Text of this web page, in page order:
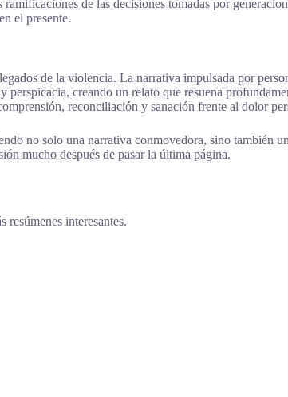
de las decisiones tomadas por
el presente.
de la violencia. La narrativa impulsada por
creando un relato que resuena
reconciliación y sanación frente al dolor
no solo una narrativa conmovedora, sino también
mucho después de pasar la última página.
resúmenes interesantes.